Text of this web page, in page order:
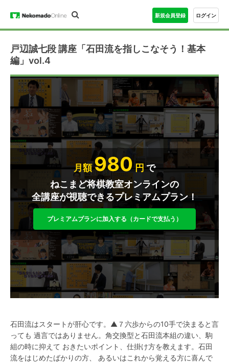
新規会員登録 ログイン
戸辺誠七段 講座「石田流を指しこなそう！基本
編」vol.4
月額980円で
ねこまど将棋教室オンラインの
全講座が視聴できるプレミアムプラン！
プレミアムプランに加入する（カードで支払う）
石田流はスタートが肝心です。▲７六歩からの10手で決まると言
っても 過言ではありません。角交換型と石田流本組の違い、駒
組の時に抑えて おきたいポイント、仕掛け方を教えます。石田
流をはじめたばかりの方、 あるいはこれから覚える方に喜んで